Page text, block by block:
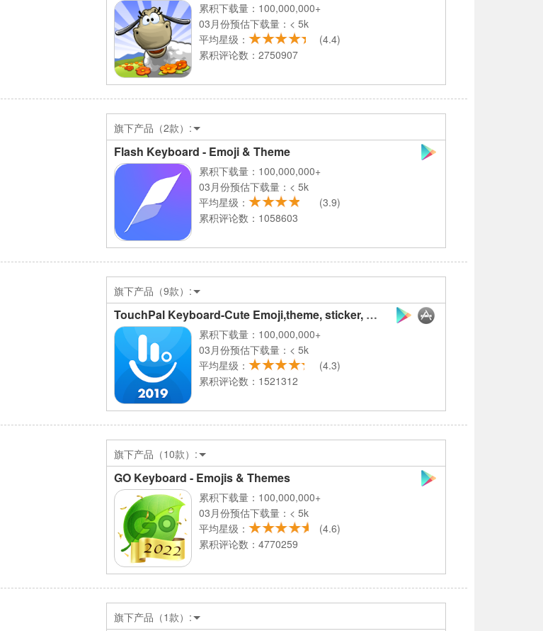
累积下载量：100,000,000+
03月份预估下载量：< 5k
平均星级：
(4.4)
累积评论数：2750907
旗下产品（2款）:
Flash Keyboard - Emoji & Theme
累积下载量：100,000,000+
03月份预估下载量：< 5k
平均星级：
(3.9)
累积评论数：1058603
旗下产品（9款）:
TouchPal Keyboard-Cute Emoji,theme, sticker, GIFs
累积下载量：100,000,000+
03月份预估下载量：< 5k
平均星级：
(4.3)
累积评论数：1521312
旗下产品（10款）:
GO Keyboard - Emojis & Themes
累积下载量：100,000,000+
03月份预估下载量：< 5k
平均星级：
(4.6)
累积评论数：4770259
旗下产品（1款）: